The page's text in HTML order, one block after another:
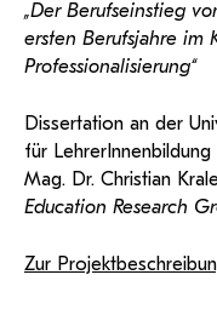
„Der Berufseinstieg
ersten Berufsjahre im
Professionalisierung“
Dissertation an der
für
Mag. Dr. Christian
Education Research
Zur